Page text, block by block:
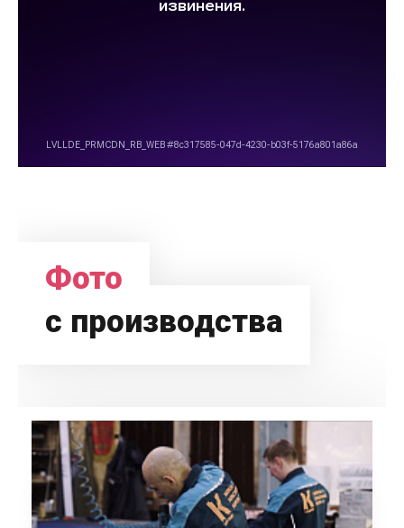
Фото
с производства